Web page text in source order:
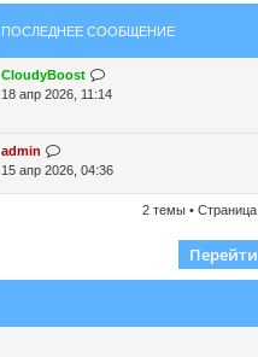
ПОСЛЕДНЕЕ СООБЩЕНИЕ
CloudyBoost
18 апр 2026, 11:14
admin
15 апр 2026, 04:36
2 темы • Страница
Перейти